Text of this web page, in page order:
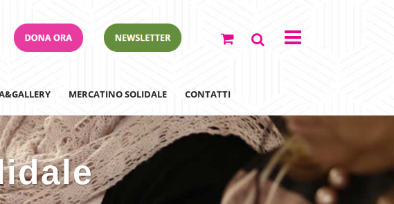
MERCATINO SOLIDALE CONTATTI